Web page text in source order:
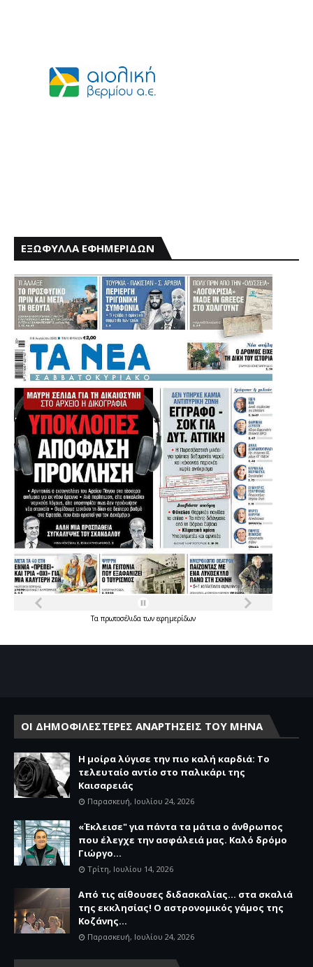
ΕΞΩΦΥΛΛΑ ΕΦΗΜΕΡΙΔΩΝ
Τα πρωτοσέλιδατων εφημερίδων
ΟΙ ΔΗΜΟΦΙΛΕΣΤΕΡΕΣ ΑΝΑΡΤΗΣΕΙΣ ΤΟΥ ΜΗΝΑ
Η μοίρα λύγισε την πιο καλή καρδιά: Το
τελευταίο αντίο στο παλικάρι της
Καισαρειάς
Παρασκευή, Ιουλίου 24, 2026
«Έκλεισε" για πάντα τα μάτια ο άνθρωπος
που έλεγχε την ασφάλειά μας. Καλό δρόμο
Γιώργο...
Τρίτη, Ιουλίου 14, 2026
Από τις αίθουσες διδασκαλίας… στα σκαλιά
της εκκλησίας! Ο αστρονομικός γάμος της
Κοζάνης...
Παρασκευή, Ιουλίου 24, 2026